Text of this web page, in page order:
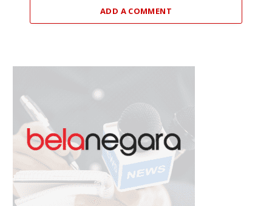
ADD A COMMENT